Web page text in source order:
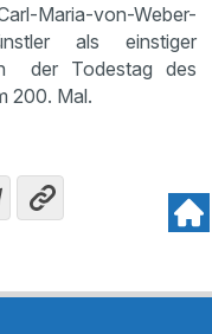
Maria-von-Weber-
als einstiger
der Todestag des
200. Mal.